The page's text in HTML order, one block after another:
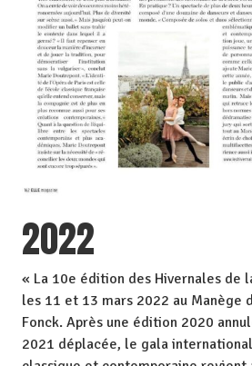
2022
« La 10e édition des Hivernales de
les 11 et 13 mars 2022 au Manège
Fonck. Après une édition 2020
2021 déplacée, le gala